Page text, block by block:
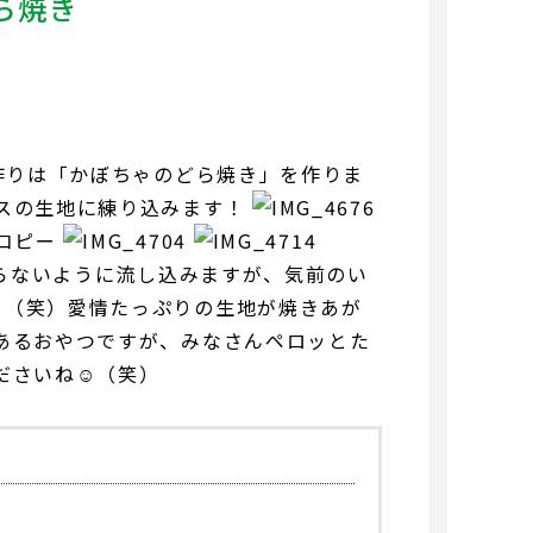
は「かぼちゃのどら焼き」を作りま
生地に練り込みます！
いように流し込みますが、気前のい
笑）愛情たっぷりの生地が焼きあが
おやつですが、みなさんペロッとた
さいね☺（笑）